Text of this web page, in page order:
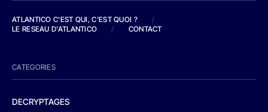
ATLANTICO C'EST QUI, C'EST QUOI ?
/
LE RESEAU D'ATLANTICO
/ CONTACT
CATEGORIES
DECRYPTAGES